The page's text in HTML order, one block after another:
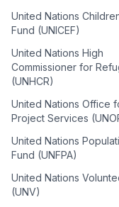
United Nations
Fund (UNICEF)
United Nations High
Commissioner for
(UNHCR)
United Nations Office
Project Services
United Nations
Fund (UNFPA)
United Nations
(UNV)